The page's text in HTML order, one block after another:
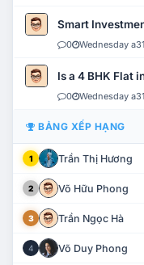
Smart
0 Wednesday
Is a 4 BHK Flat
0 Wednesday
BẢNG XẾP HẠNG
1 Trần Thị Hương
2 Võ Hữu Phong
3 Trần Ngọc Hà
4 Võ Duy Phong